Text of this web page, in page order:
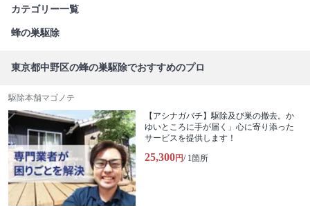
カテゴリー一覧
蜂の巣駆除
東京都中野区の蜂の巣駆除でおすすめのプロ
駆除本舗マゴノテ
【アシナガバチ】駆除及び巣の撤去。か
ゆいところに手が届く」心に寄り添った
サービスを提供します！
25,300円/ 1箇所